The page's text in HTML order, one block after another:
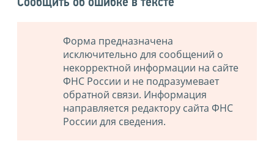
Форма предназначена
исключительно для сообщений о
некорректной информации на сайте
ФНС России и не подразумевает
обратной связи. Информация
направляется редактору сайта ФНС
России для сведения.